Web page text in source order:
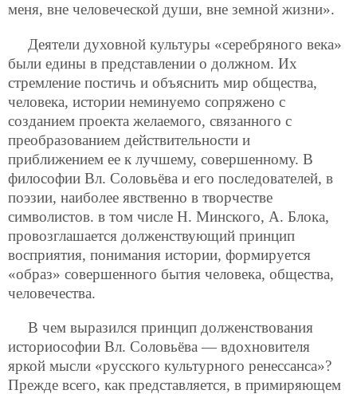
меня, вне человеческой души, вне земной жизни».
Деятели духовной культуры «серебряного века»
были едины в представлении о должном. Их
стремление постичь и объяснить мир общества,
человека, истории неминуемо сопряжено с
созданием проекта желаемого, связанного с
преобразованием действительности и
приближением ее к лучшему, совершенному. В
философии Вл. Соловьёва и его последователей, в
поэзии, наиболее явственно в творчестве
символистов. в том числе Н. Минского, А. Блока,
провозглашается долженствующий принцип
восприятия, понимания истории, формируется
«образ» совершенного бытия человека, общества,
человечества.
В чем выразился принцип долженствования
историософии Вл. Соловьёва — вдохновителя
яркой мысли «русского культурного ренессанса»?
Прежде всего, как представляется, в примиряющем